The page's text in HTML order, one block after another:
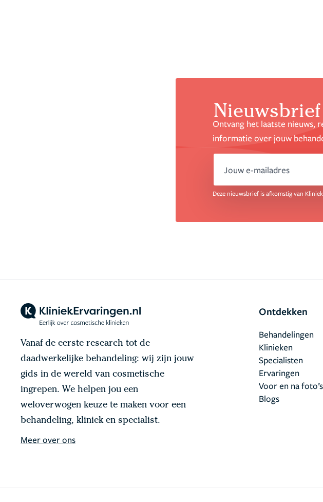
Nieuwsbrief
Ontvang het laatste nieuws,
informatie over jouw
email
Deze nieuwsbrief is afkomstig van
Vanaf de eerste research tot de
daadwerkelijke behandeling: wij zijn jouw
gids in de wereld van cosmetische
ingrepen. We helpen jou een
weloverwogen keuze te maken voor een
behandeling, kliniek en specialist.
Meer over ons
Ontdekken
Behandelingen
Klinieken
Specialisten
Ervaringen
Voor en na foto’s
Blogs